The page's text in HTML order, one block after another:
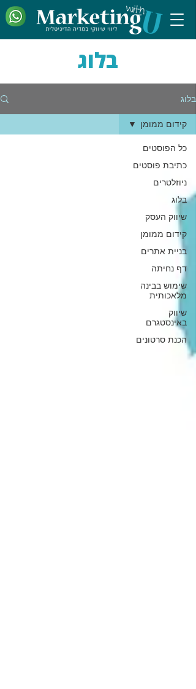
בלוג
בלוג
כל הפוסטים
כתיבת פוסטים
ניוזלטרים
בלוג
שיווק העסק
קידום ממומן
בניית אתרים
דף נחיתה
שימוש בבינה
מלאכותית
שיווק
באינסטגרם
הכנת סרטונים
קידום ממומן